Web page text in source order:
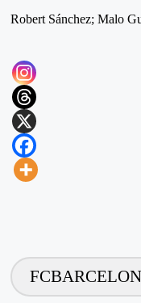
Robert Sánchez; Malo